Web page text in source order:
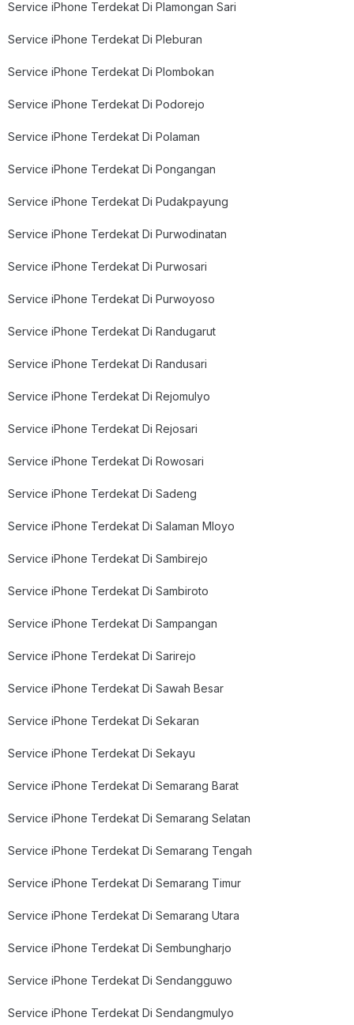
Service iPhone Terdekat Di Plamongan Sari
Service iPhone Terdekat Di Pleburan
Service iPhone Terdekat Di Plombokan
Service iPhone Terdekat Di Podorejo
Service iPhone Terdekat Di Polaman
Service iPhone Terdekat Di Pongangan
Service iPhone Terdekat Di Pudakpayung
Service iPhone Terdekat Di Purwodinatan
Service iPhone Terdekat Di Purwosari
Service iPhone Terdekat Di Purwoyoso
Service iPhone Terdekat Di Randugarut
Service iPhone Terdekat Di Randusari
Service iPhone Terdekat Di Rejomulyo
Service iPhone Terdekat Di Rejosari
Service iPhone Terdekat Di Rowosari
Service iPhone Terdekat Di Sadeng
Service iPhone Terdekat Di Salaman Mloyo
Service iPhone Terdekat Di Sambirejo
Service iPhone Terdekat Di Sambiroto
Service iPhone Terdekat Di Sampangan
Service iPhone Terdekat Di Sarirejo
Service iPhone Terdekat Di Sawah Besar
Service iPhone Terdekat Di Sekaran
Service iPhone Terdekat Di Sekayu
Service iPhone Terdekat Di Semarang Barat
Service iPhone Terdekat Di Semarang Selatan
Service iPhone Terdekat Di Semarang Tengah
Service iPhone Terdekat Di Semarang Timur
Service iPhone Terdekat Di Semarang Utara
Service iPhone Terdekat Di Sembungharjo
Service iPhone Terdekat Di Sendangguwo
Service iPhone Terdekat Di Sendangmulyo